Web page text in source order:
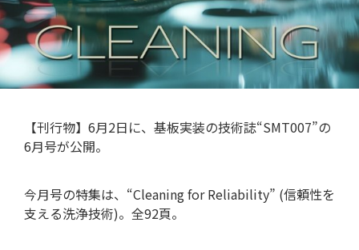
特集記事
【刊行物】6月2日に、基板実装の技術誌“SMT007”の
6月号が公開。
今月号の特集は、“Cleaning for Reliability” (信頼性を
支える洗浄技術)。全92頁。